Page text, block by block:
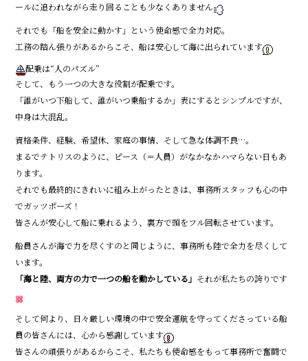
ールに追われながら走り回ることも少なくありません
それでも「船を安全に動かす」という使命感で全力対応。
工務の踏ん張りがあるからこそ、船は安心して海に出られています
配乗は“人のパズル”
そして、もう一つの大きな役割が配乗です。
「誰がいつ下船して、誰がいつ乗船するか」――表にするとシンプルですが、
中身は大混乱。
資格条件、経験、希望休、家庭の事情、そして急な体調不良…。
まるでテトリスのように、ピース（＝人員）がなかなかハマらない日もあ
ります。
それでも最終的にきれいに組み上がったときは、事務所スタッフも心の中
でガッツポーズ！
皆さんが安心して船に乗れるよう、裏方で頭をフル回転させています。
船員さんが海で力を尽くすのと同じように、事務所も陸で全力を尽くして
います。
「海と陸、両方の力で一つの船を動かしている」 ――それが私たちの誇りです
そして何より、日々厳しい環境の中で安全運航を守ってくださっている船
員の皆さんには、心から感謝しています
皆さんの頑張りがあるからこそ、私たちも使命感をもって事務所で奮闘で